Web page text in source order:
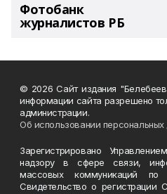
Фотобанк
журналистов РБ
© 2026 Сайт издания
информации сайта разрешено
администрации.
Об использовании персональных
Зарегистрировано
надзору в сфере связи,
массовых коммуникаций по
Свидетельство о